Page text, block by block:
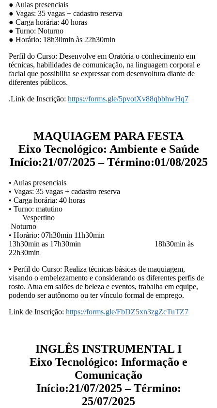
● Aulas presenciais
● Vagas: 35 vagas + cadastro reserva
● Carga horária: 40 horas
● Turno: Noturno
● Horário: 18h30min às 22h30min
Perfil do Curso: Desenvolve em Oratória o conhecimento em
técnicas, habilidades de comunicação, na linguagem corporal e
facial que possibilita se expressar com desenvoltura diante de
diferentes públicos.
.Link de Inscrição: https://forms.gle/5pvotXv88qbbhwHq7
MAQUIAGEM PARA FESTA
Eixo Tecnológico: Ambiente e Saúde
Início:21/07/2025 – Término:01/08/2025
• Aulas presenciais
• Vagas: 35 vagas + cadastro reserva
• Carga horária: 40 horas
• Turno: matutino
Vespertino
Noturno
• Horário: 07h30min 11h30min
13h30min as 17h30min 18h30min às
22h30min
• Perfil do Curso: Realiza técnicas básicas de maquiagem,
visando o embelezamento e considerando os diferentes perfis de
rosto. Atua em salões de beleza e eventos, trabalha em equipe,
podendo ser autônomo ou ter vínculo formal de emprego.
Link de Inscrição: https://forms.gle/FbDZ5xn3zgZcTuTZ7
INGLÊS INSTRUMENTAL I
Eixo Tecnológico: Informação e
Comunicação
Início:21/07/2025 – Término:
25/07/2025